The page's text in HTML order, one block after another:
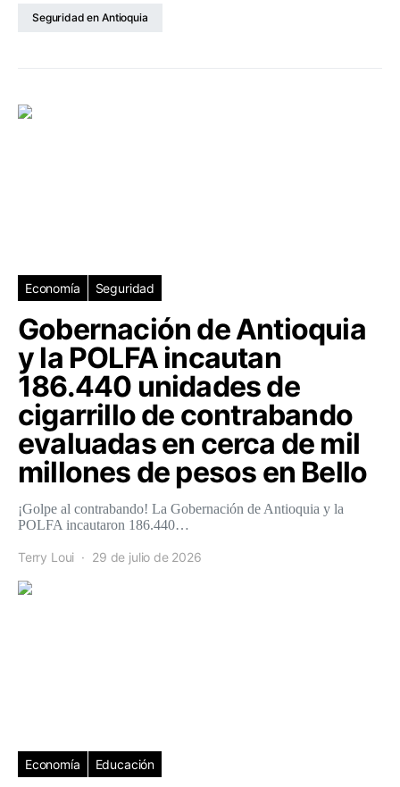
Seguridad en Antioquia
Economía Seguridad
Gobernación de Antioquia
y la POLFA incautan
186.440 unidades de
cigarrillo de contrabando
evaluadas en cerca de mil
millones de pesos en Bello
¡Golpe al contrabando! La Gobernación de Antioquia y la
POLFA incautaron 186.440…
Terry Loui 29 de julio de 2026
Economía Educación